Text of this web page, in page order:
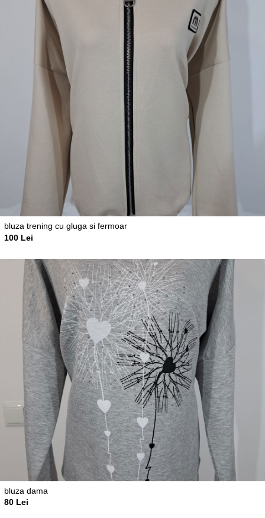
bluza trening cu gluga si fermoar
100 Lei
bluza dama
80 Lei